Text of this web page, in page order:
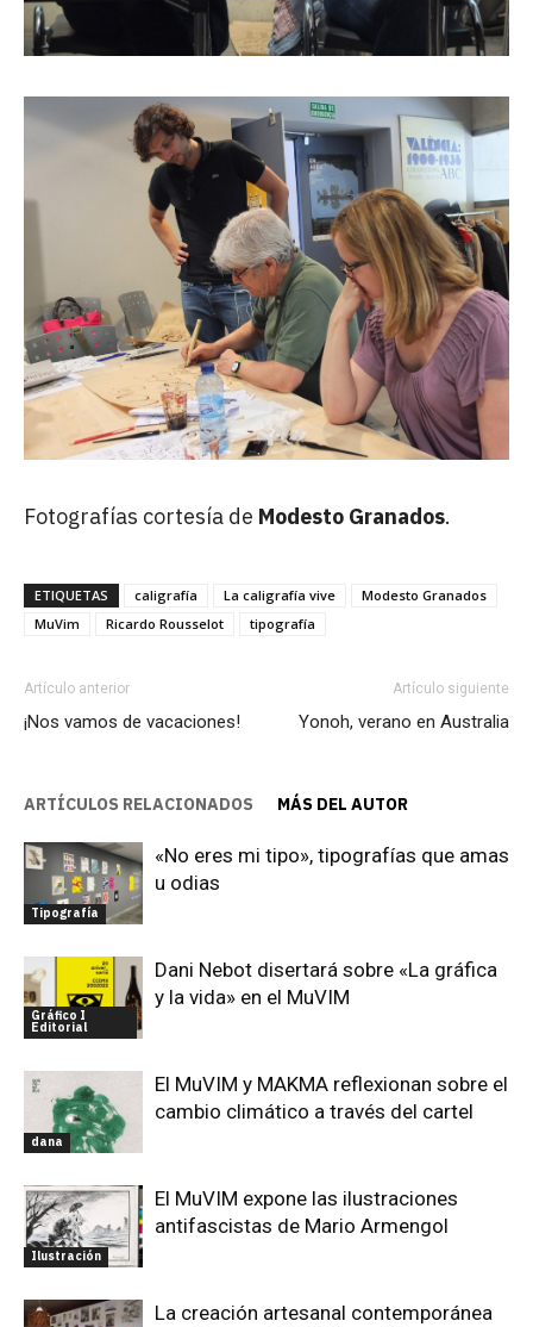
Fotografías cortesía de Modesto Granados.
ETIQUETAS caligrafía La caligrafía vive
Modesto Granados
MuVim
Ricardo Rousselot tipografía
Artículo anterior
¡Nos vamos de vacaciones!
Artículo siguiente
Yonoh, verano en Australia
ARTÍCULOS RELACIONADOS MÁS DEL AUTOR
Tipografía
«No eres mi tipo», tipografías que amas
u odias
Gráfico I
Editorial
Dani Nebot disertará sobre «La gráfica
y la vida» en el MuVIM
dana
El MuVIM y MAKMA reflexionan sobre el
cambio climático a través del cartel
Ilustración
El MuVIM expone las ilustraciones
antifascistas de Mario Armengol
La creación artesanal contemporánea